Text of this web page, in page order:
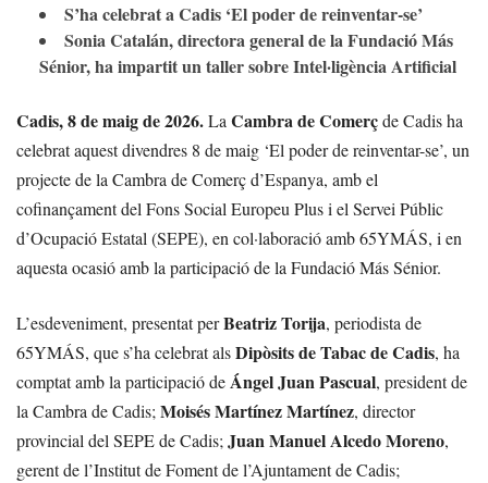
S’ha celebrat a Cadis ‘El poder de reinventar-se’
Sonia Catalán, directora general de la Fundació Más
Sénior, ha impartit un taller sobre Intel·ligència Artificial
Cadis, 8 de maig de 2026.LaCambra de Comerçde Cadis ha
celebrat aquest divendres 8 de maig ‘El poder de reinventar-se’, un
projecte de la Cambra de Comerç d’Espanya, amb el
cofinançament del Fons Social Europeu Plus i el Servei Públic
d’Ocupació Estatal (SEPE), en col·laboració amb 65YMÁS, i en
aquesta ocasió amb la participació de la Fundació Más Sénior.
L’esdeveniment, presentat perBeatriz Torija, periodista de
65YMÁS, que s’ha celebrat alsDipòsits de Tabac de Cadis, ha
comptat amb la participació deÁngel Juan Pascual, president de
la Cambra de Cadis;Moisés Martínez Martínez, director
provincial del SEPE de Cadis;Juan Manuel Alcedo Moreno,
gerent de l’Institut de Foment de l’Ajuntament de Cadis;